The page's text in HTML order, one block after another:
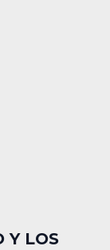
Y LOS